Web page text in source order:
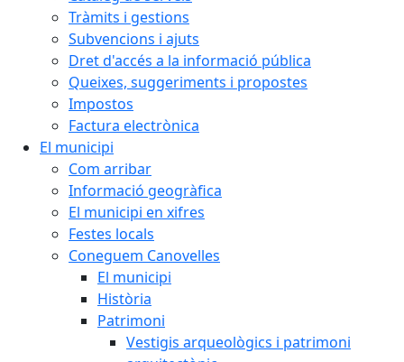
Tràmits i gestions
Subvencions i ajuts
Dret d'accés a la informació pública
Queixes, suggeriments i propostes
Impostos
Factura electrònica
El municipi
Com arribar
Informació geogràfica
El municipi en xifres
Festes locals
Coneguem Canovelles
El municipi
Història
Patrimoni
Vestigis arqueològics i patrimoni